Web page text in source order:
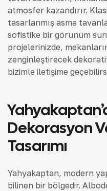
atmosfer kazandırır.
tasarlanmış asma
sofistike bir görünüm
projelerinizde,
zenginleştirecek
bizimle iletişime
Dekorasyon
Tasarımı
Yahyakaptan, modern
bilinen bir bölgedir.